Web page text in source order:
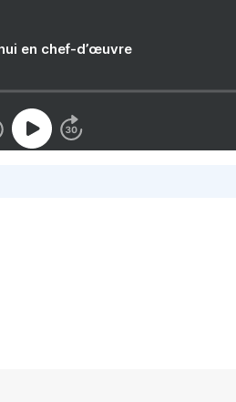
en chef-d’œuvre